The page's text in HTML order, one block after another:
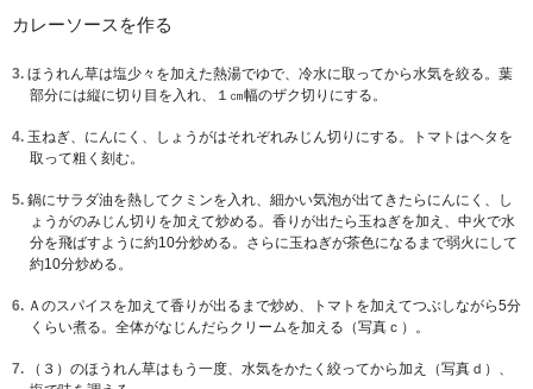
カレーソースを作る
3. ほうれん草は塩少々を加えた熱湯でゆで、冷水に取ってから水気を絞る。葉
部分には縦に切り目を入れ、１㎝幅のザク切りにする。
4. 玉ねぎ、にんにく、しょうがはそれぞれみじん切りにする。トマトはヘタを
取って粗く刻む。
5. 鍋にサラダ油を熱してクミンを入れ、細かい気泡が出てきたらにんにく、し
ょうがのみじん切りを加えて炒める。香りが出たら玉ねぎを加え、中火で水
分を飛ばすように約10分炒める。さらに玉ねぎが茶色になるまで弱火にして
約10分炒める。
6. Ａのスパイスを加えて香りが出るまで炒め、トマトを加えてつぶしながら5分
くらい煮る。全体がなじんだらクリームを加える（写真ｃ）。
7.
（３）のほうれん草はもう一度、水気をかたく絞ってから加え（写真ｄ）、